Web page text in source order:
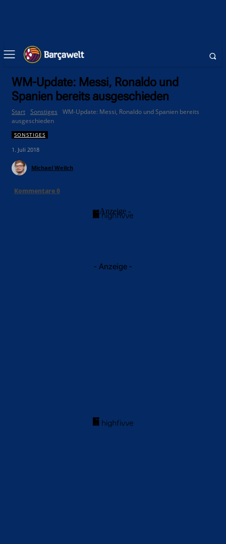
WM-Update: Messi, Ronaldo und
Spanien bereits ausgeschieden
Start Sonstiges
WM-Update: Messi, Ronaldo und Spanien bereits
ausgeschieden
SONSTIGES
1. Juli 2018
Michael Weilch
Kommentare0
- Anzeige -
- Anzeige -